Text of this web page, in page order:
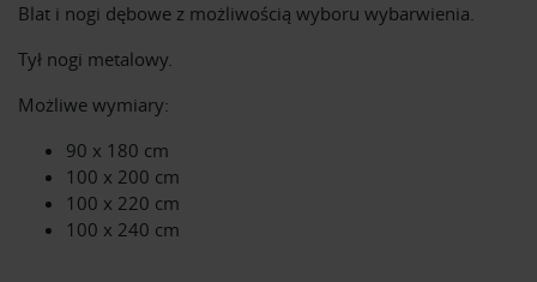
Blat i nogi dębowe z możliwością wyboru wybarwienia.
Tył nogi metalowy.
Możliwe wymiary:
90 x 180 cm
100 x 200 cm
100 x 220 cm
100 x 240 cm